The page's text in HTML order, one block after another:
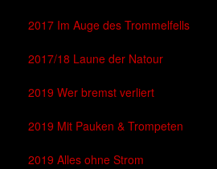
2017 Im Auge des Trommelfells
2017/18 Laune der Natour
2019 Wer bremst verliert
2019 Mit Pauken & Trompeten
2019 Alles ohne Strom